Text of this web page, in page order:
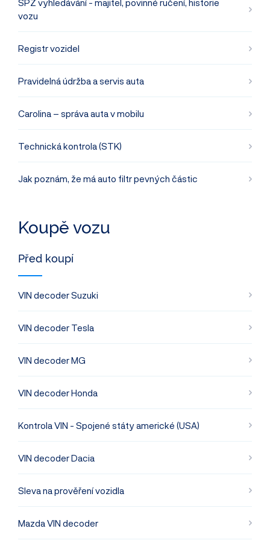
SPZ vyhledávání - majitel, povinné ručení, historie
vozu
Registr vozidel
Pravidelná údržba a servis auta
Carolina – správa auta v mobilu
Technická kontrola (STK)
Jak poznám, že má auto filtr pevných částic
Koupě vozu
Před koupí
VIN decoder Suzuki
VIN decoder Tesla
VIN decoder MG
VIN decoder Honda
Kontrola VIN - Spojené státy americké (USA)
VIN decoder Dacia
Sleva na prověření vozidla
Mazda VIN decoder